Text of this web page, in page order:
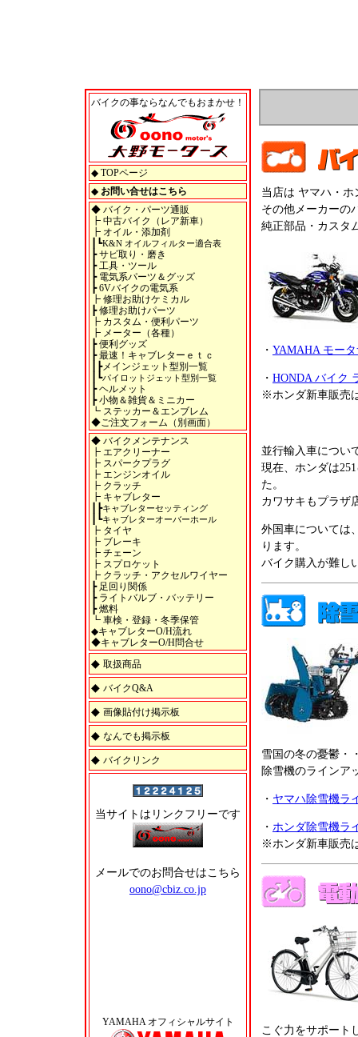
バイクの事ならなんでもおまかせ！
◆ TOPページ
◆ お問い合せはこちら
◆ バイク・パーツ通販
┣ 中古バイク（レア新車）
┣ オイル・添加剤
┃┗K&N オイルフィルター適合表
┣サビ取り・磨き
┣工具・ツール
┣ 電気系パーツ＆グッズ
┣6Vバイクの電気系
┣ 修理お助けケミカル
┣修理お助けパーツ
┣ カスタム・便利パーツ
┣ メーター（各種）
┣便利グッズ
┣最速！キャブレターｅｔｃ
┃┣メインジェット型別一覧
┃┗パイロットジェット型別一覧
┣ヘルメット
┣小物＆雑貨＆ミニカー
┗ ステッカー＆エンブレム
◆ご注文フォーム（別画面）
◆ バイクメンテナンス
┣ エアクリーナー
┣ スパークプラグ
┣ エンジンオイル
┣ クラッチ
┣ キャブレター
┃┣キャブレターセッティング
┃┗キャブレターオーバーホール
┣ タイヤ
┣ ブレーキ
┣ チェーン
┣ スプロケット
┣ クラッチ・アクセルワイヤー
┣ 足回り関係
┣ ライトバルブ・バッテリー
┣燃料
┗ 車検・登録・冬季保管
◆キャブレターO/H流れ
◆キャブレターO/H問合せ
◆ 取扱商品
◆ バイクQ&A
◆ 画像貼付け掲示板
◆ なんでも掲示板
◆ バイクリンク
当サイトはリンクフリーです
メールでのお問合せはこちら
oono@cbiz.co.jp
YAMAHA オフィシャルサイト
当店は ヤマハ・
その他メーカーの
純正部品・カスタ
・ YAMAHA モー
・ HONDA バイク
※ホンダ新車販売
並行輸入車につい
現在、ホンダは
た。
カワサキもプラザ
外国車については
ります。
バイク購入が難し
雪国の冬の憂鬱・
除雪機のラインア
・ ヤマハ除雪機ラ
・ ホンダ除雪機ラ
※ホンダ新車販売
こぐ力をサポート